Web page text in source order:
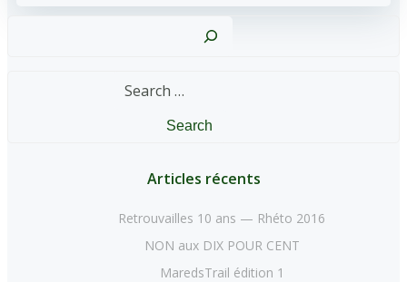
Search
Articles récents
Retrouvailles 10 ans — Rhéto 2016
NON aux DIX POUR CENT
MaredsTrail édition 1